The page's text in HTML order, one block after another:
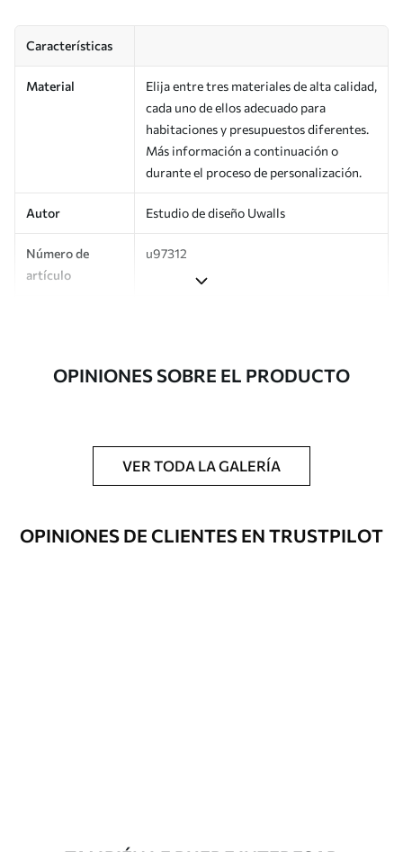
Características
Material
Elija entre tres materiales de alta calidad,
cada uno de ellos adecuado para
habitaciones y presupuestos diferentes.
Más información a continuación o
durante el proceso de personalización.
Autor Estudio de diseño Uwalls
Número de
artículo
u97312
Adicionalmente
Disponible con recubrimiento de barniz
esponja suave. Los murales de pared con
recubrimiento de barniz pueden
Método de
Aplicación sin fisuras
OPINIONES SOBRE EL PRODUCTO
VER TODA LA GALERÍA
OPINIONES DE CLIENTES EN TRUSTPILOT